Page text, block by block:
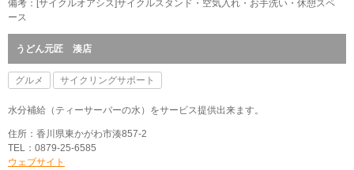
備考：[サイクルオアシス]サイクルスタンド・空気入れ・お手洗い・休憩スペ
ース
うどん元匠 湊店
グルメ サイクリングサポート
水分補給（ティーサーバーの水）をサービス提供出来ます。
住所：香川県東かがわ市湊857-2
TEL：0879-25-6585
ウェブサイト